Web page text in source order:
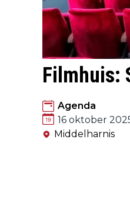
Filmhuis:
Agenda
16 oktober
Middelharnis